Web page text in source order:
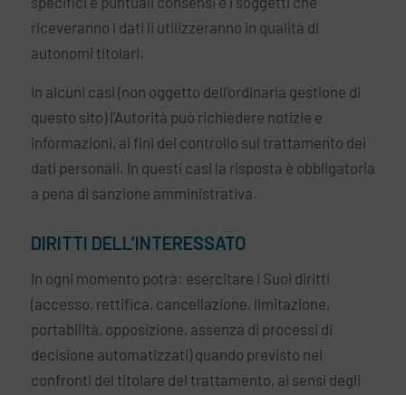
riceveranno i dati li utilizzeranno in qualità di
autonomi titolari.
In alcuni casi (non oggetto dell’ordinaria gestione di
questo sito) l’Autorità può richiedere notizie e
informazioni, ai fini del controllo sul trattamento dei
dati personali. In questi casi la risposta è obbligatoria
a pena di sanzione amministrativa.
DIRITTI DELL’INTERESSATO
In ogni momento potrà: esercitare i Suoi diritti
(accesso, rettifica, cancellazione, limitazione,
portabilità, opposizione, assenza di processi di
decisione automatizzati) quando previsto nei
confronti del titolare del trattamento, ai sensi degli